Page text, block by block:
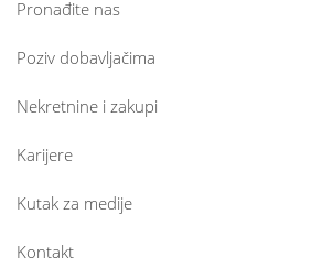
Pronađite nas
Poziv dobavljačima
Nekretnine i zakupi
Karijere
Kutak za medije
Kontakt